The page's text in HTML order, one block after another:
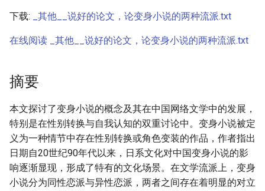
索
下载: _其他__说好的论文，论变身小说的两种流派.txt
在线阅读 _其他__说好的论文，论变身小说的两种流派.txt
摘要
本文探讨了变身小说的概念及其在中国网络文学中的发展，
特别是在性别转换与自我认知的双重讨论中。变身小说被定
义为一种情节中存在性别转换或角色变装的作品，作者指出
日期自20世纪90年代以来，日系文化对中国变身小说的影
响逐渐显现，形成了特有的文化场景。在文学流派上，变身
小说分为同性恋派与异性恋派，两者之间存在着明显的对立